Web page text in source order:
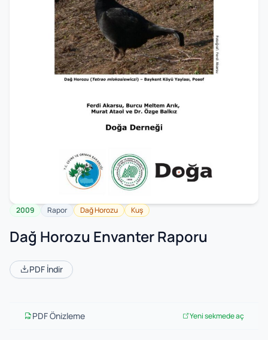
2009 Rapor Dağ Horozu Kuş
Dağ Horozu Envanter Raporu
PDF İndir
PDF Önizleme Yeni sekmede aç